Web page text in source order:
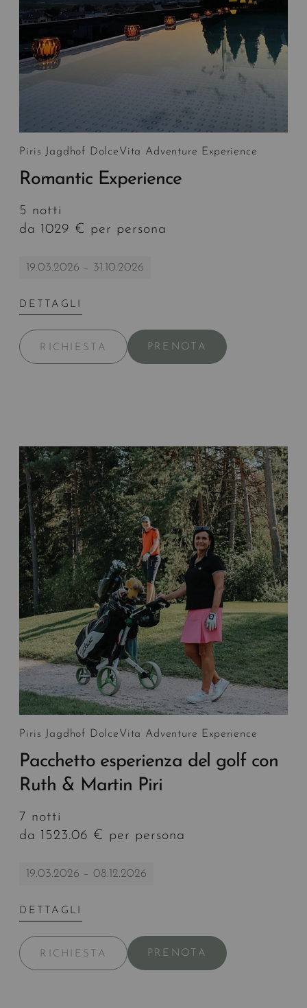
Piris Jagdhof DolceVita Adventure Experience
Romantic Experience
5 notti
da 1029 € per persona
19.03.2026 – 31.10.2026
DETTAGLI
RICHIESTA PRENOTA
Piris Jagdhof DolceVita Adventure Experience
Pacchetto esperienza del golf con
Ruth & Martin Piri
7 notti
da 1523.06 € per persona
19.03.2026 – 08.12.2026
DETTAGLI
RICHIESTA PRENOTA